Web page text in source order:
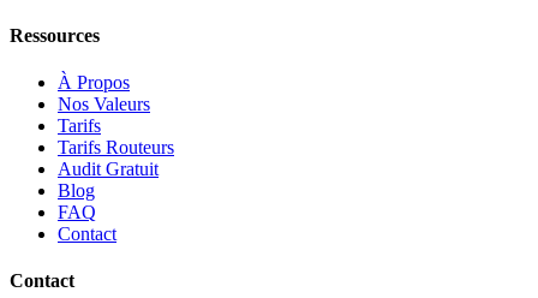
Ressources
À Propos
Nos Valeurs
Tarifs
Tarifs Routeurs
Audit Gratuit
Blog
FAQ
Contact
Contact